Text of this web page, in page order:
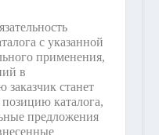
с указанной
применения,
в
станет
каталога,
предложения